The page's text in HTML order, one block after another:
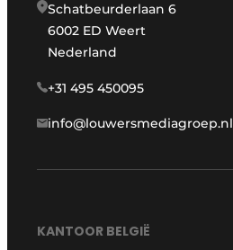
Schatbeurderlaan 6
6002 ED Weert
Nederland
+31 495 450095
info@louwersmediagroep.nl
KANTOOR BELGIË